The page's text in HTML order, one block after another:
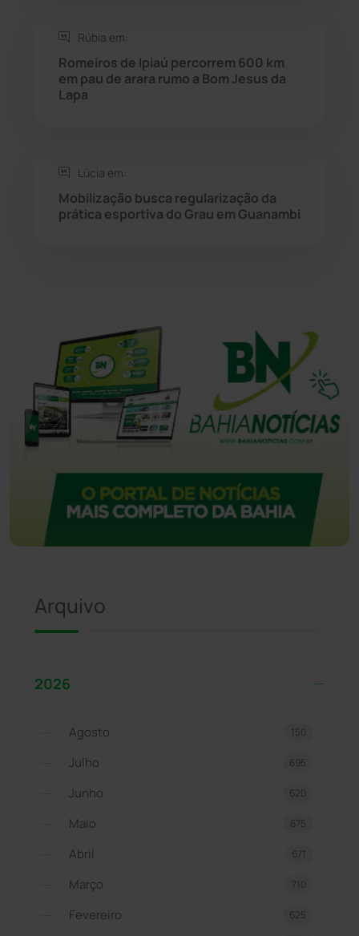
Sítio do Mato
Sudoeste Baiano (1530)
Tanque Novo
Tecnologia (12)
Rúbia em:
Romeiros de Ipiaú percorrem 600 km
em pau de arara rumo a Bom Jesus da
Lapa
Lúcia em:
Mobilização busca regularização da
prática esportiva do Grau em Guanambi
Arquivo
2026
Agosto 150
Julho 695
Junho 620
Maio 675
Abril 671
Março 710
Fevereiro 625